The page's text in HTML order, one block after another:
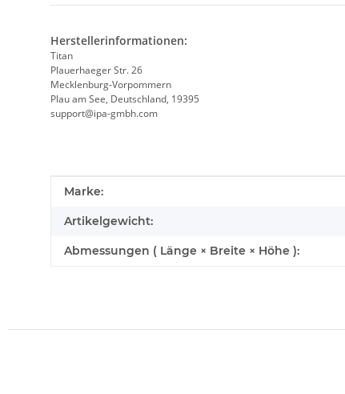
Herstellerinformationen:
Titan
Plauerhaeger Str. 26
Mecklenburg-Vorpommern
Plau am See, Deutschland, 19395
support@ipa-gmbh.com
Produkteigenschaft
Wert
Marke:
Artikelgewicht:
Abmessungen ( Länge × Breite × Höhe ):